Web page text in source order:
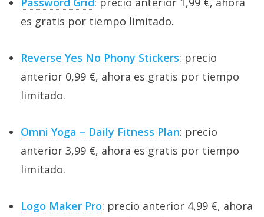
es gratis por tiempo limitado.
Reverse Yes No Phony Stickers: precio
anterior 0,99 €, ahora es gratis por tiempo
limitado.
Omni Yoga – Daily Fitness Plan: precio
anterior 3,99 €, ahora es gratis por tiempo
limitado.
Logo Maker Pro: precio anterior 4,99 €, ahora